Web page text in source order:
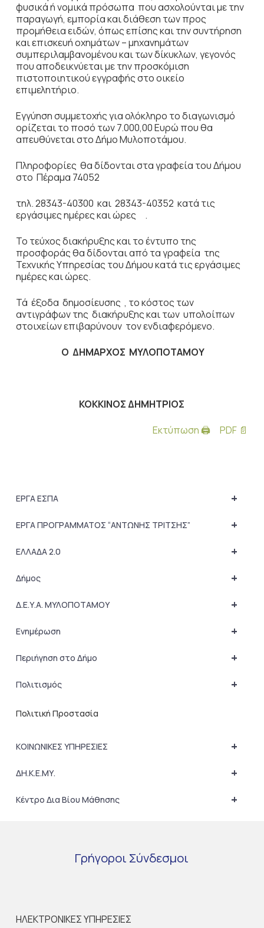
φυσικά ή νομικά πρόσωπα που ασχολούνται με την
παραγωγή, εμπορία και διάθεση των προς
προμήθεια ειδών, όπως επίσης και την συντήρηση
και επισκευή οχημάτων – μηχανημάτων
συμπεριλαμβανομένου και των δίκυκλων, γεγονός
που αποδεικνύεται με την προσκόμιση
πιστοποιητικού εγγραφής στο οικείο
επιμελητήριο.
Εγγύηση συμμετοχής για ολόκληρο το διαγωνισμό
ορίζεται το ποσό των 7.000,00 Ευρώ που θα
απευθύνεται στο Δήμο Μυλοποτάμου.
Πληροφορίες θα δίδονται στα γραφεία του Δήμου
στο Πέραμα 74052
τηλ. 28343-40300 και 28343-40352 κατά τις
εργάσιμες ημέρες και ώρες .
Το τεύχος διακήρυξης και το έντυπο της
προσφοράς θα δίδονται από τα γραφεία της
Τεχνικής Υπηρεσίας του Δήμου κατά τις εργάσιμες
ημέρες και ώρες.
Τά έξοδα δημοσίευσης , το κόστος των
αντιγράφων της διακήρυξης και των υπολοίπων
στοιχείων επιβαρύνουν τον ενδιαφερόμενο.
Ο ΔΗΜΑΡΧΟΣ ΜΥΛΟΠΟΤΑΜΟΥ
ΚΟΚΚΙΝΟΣ ΔΗΜΗΤΡΙΟΣ
Εκτύπωση 🖨
PDF 📄
+
ΕΡΓΑ ΕΣΠΑ
+
ΕΡΓΑ ΠΡΟΓΡΑΜΜΑΤΟΣ “ΑΝΤΩΝΗΣ ΤΡΙΤΣΗΣ”
+
ΕΛΛΑΔΑ 2.0
+
Δήμος
+
Δ.Ε.Υ.Α. ΜΥΛΟΠΟΤΑΜΟΥ
+
Ενημέρωση
+
Περιήγηση στο Δήμο
+
Πολιτισμός
Πολιτική Προστασία
+
ΚΟΙΝΩΝΙΚΕΣ ΥΠΗΡΕΣΙΕΣ
+
ΔΗ.Κ.Ε.ΜΥ.
+
Κέντρο Δια Βίου Μάθησης
Γρήγοροι Σύνδεσμοι
ΗΛΕΚΤΡΟΝΙΚΕΣ ΥΠΗΡΕΣΙΕΣ